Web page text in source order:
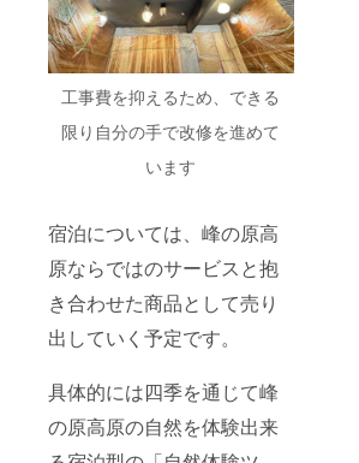
工事費を抑えるため、できる
限り自分の手で改修を進めて
います
宿泊については、峰の原高
原ならではのサービスと抱
き合わせた商品として売り
出していく予定です。
具体的には四季を通じて峰
の原高原の自然を体験出来